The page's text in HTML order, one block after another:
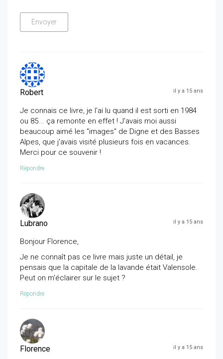
Robert il y a 15 ans
Je connais ce livre, je l'ai lu quand il est sorti en 1984
ou 85... ça remonte en effet ! J'avais moi aussi
beaucoup aimé les "images" de Digne et des Basses
Alpes, que j'avais visité plusieurs fois en vacances.
Merci pour ce souvenir !
Répondre
Lubrano il y a 15 ans
Bonjour Florence,
Je ne connaît pas ce livre mais juste un détail, je
pensais que la capitale de la lavande était Valensole.
Peut on m'éclairer sur le sujet ?
Répondre
Florence il y a 15 ans